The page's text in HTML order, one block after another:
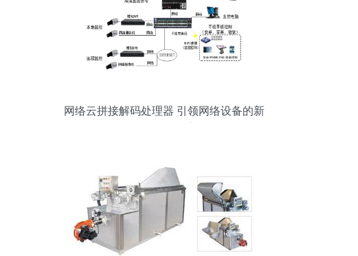
网络云拼接解码处理器 引领网络设备的新